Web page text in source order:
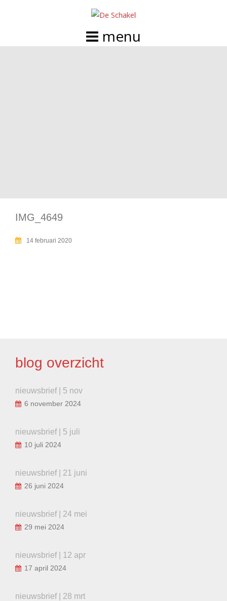
IMG_4649
14 februari 2020
blog overzicht
nieuwsbrief | 5 nov
6 november 2024
nieuwsbrief | 5 juli
10 juli 2024
nieuwsbrief | 21 juni
26 juni 2024
nieuwsbrief | 24 mei
29 mei 2024
nieuwsbrief | 12 apr
17 april 2024
nieuwsbrief | 28 mrt